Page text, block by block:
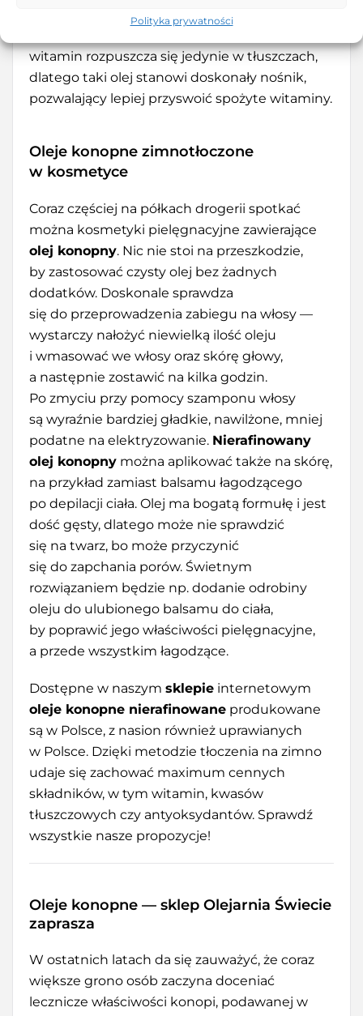
Polityka prywatności
dodawać do posiłków będących prawdziwymi
witamin rozpuszcza się jedynie w tłuszczach,
dlatego taki olej stanowi doskonały nośnik,
pozwalający lepiej przyswoić spożyte witaminy.
Oleje konopne zimnotłoczone
w kosmetyce
Coraz częściej na półkach drogerii spotkać
można kosmetyki pielęgnacyjne zawierające
olej konopny. Nic nie stoi na przeszkodzie,
by zastosować czysty olej bez żadnych
dodatków. Doskonale sprawdza
się do przeprowadzenia zabiegu na włosy —
wystarczy nałożyć niewielką ilość oleju
i wmasować we włosy oraz skórę głowy,
a następnie zostawić na kilka godzin.
Po zmyciu przy pomocy szamponu włosy
są wyraźnie bardziej gładkie, nawilżone, mniej
podatne na elektryzowanie. Nierafinowany
olej konopny można aplikować także na skórę,
na przykład zamiast balsamu łagodzącego
po depilacji ciała. Olej ma bogatą formułę i jest
dość gęsty, dlatego może nie sprawdzić
się na twarz, bo może przyczynić
się do zapchania porów. Świetnym
rozwiązaniem będzie np. dodanie odrobiny
oleju do ulubionego balsamu do ciała,
by poprawić jego właściwości pielęgnacyjne,
a przede wszystkim łagodzące.
Dostępne w naszym sklepie internetowym
oleje konopne nierafinowane produkowane
są w Polsce, z nasion również uprawianych
w Polsce. Dzięki metodzie tłoczenia na zimno
udaje się zachować maximum cennych
składników, w tym witamin, kwasów
tłuszczowych czy antyoksydantów. Sprawdź
wszystkie nasze propozycje!
Oleje konopne — sklep Olejarnia Świecie
zaprasza
W ostatnich latach da się zauważyć, że coraz
większe grono osób zaczyna doceniać
lecznicze właściwości konopi, podawanej w